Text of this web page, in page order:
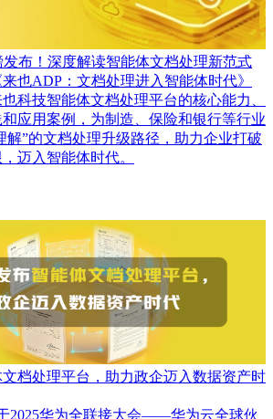
布！深度解读智能体文档处理新范式
也ADP：文档处理进入智能体时代》
科技智能体文档处理平台的核心能力、
应用案例，为制造、保险和银行等行业
解”的文档处理升级路径，助力企业打破
迈入智能体时代。
档处理平台，助力政企迈入数据资产时
2025华为全联接大会——华为云全球伙